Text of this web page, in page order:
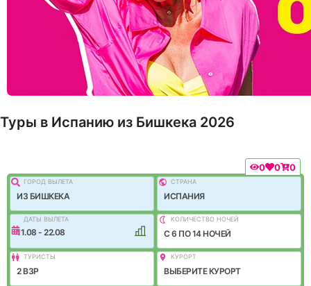
Туры в Испанию из Бишкека 2026
0 0 0
ГОРОД ВЫЛEТА
ИЗ БИШКЕКА
СТРАНА
ИСПАНИЯ
ДАТЫ ВЫЛЕТА
11.08 - 22.08
КОЛИЧЕСТВО НОЧЕЙ
C 6 ПО 14 НОЧЕЙ
ТУРИСТЫ
2 ВЗР
КУРОРТ
ВЫБЕРИТЕ КУРОРТ